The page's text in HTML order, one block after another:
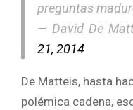
preguntas
— David De
21, 2014
De Matteis, hasta
polémica cadena,